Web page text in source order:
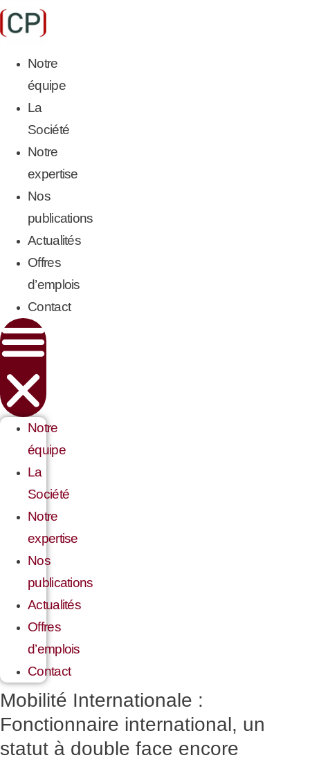
Aller
au
Notre
équipe
La
Société
Notre
expertise
Nos
publications
Actualités
Offres
d’emplois
Contact
Notre
équipe
La
Société
Notre
expertise
Nos
publications
Actualités
Offres
d’emplois
Contact
Mobilité Internationale :
Fonctionnaire international, un
statut à double face encore